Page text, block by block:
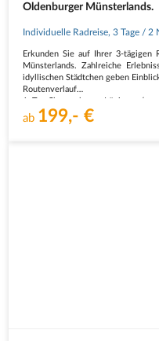
Oldenburger Münsterlands.
Individuelle Radreise,3 Tage / 2
Erkunden Sie auf Ihrer 3-tägigen
Münsterlands. Zahlreiche
idyllischen Städtchen geben
Routenverlauf
Der Ausgangspunkt Ihrer Tour…
ab 199,- €